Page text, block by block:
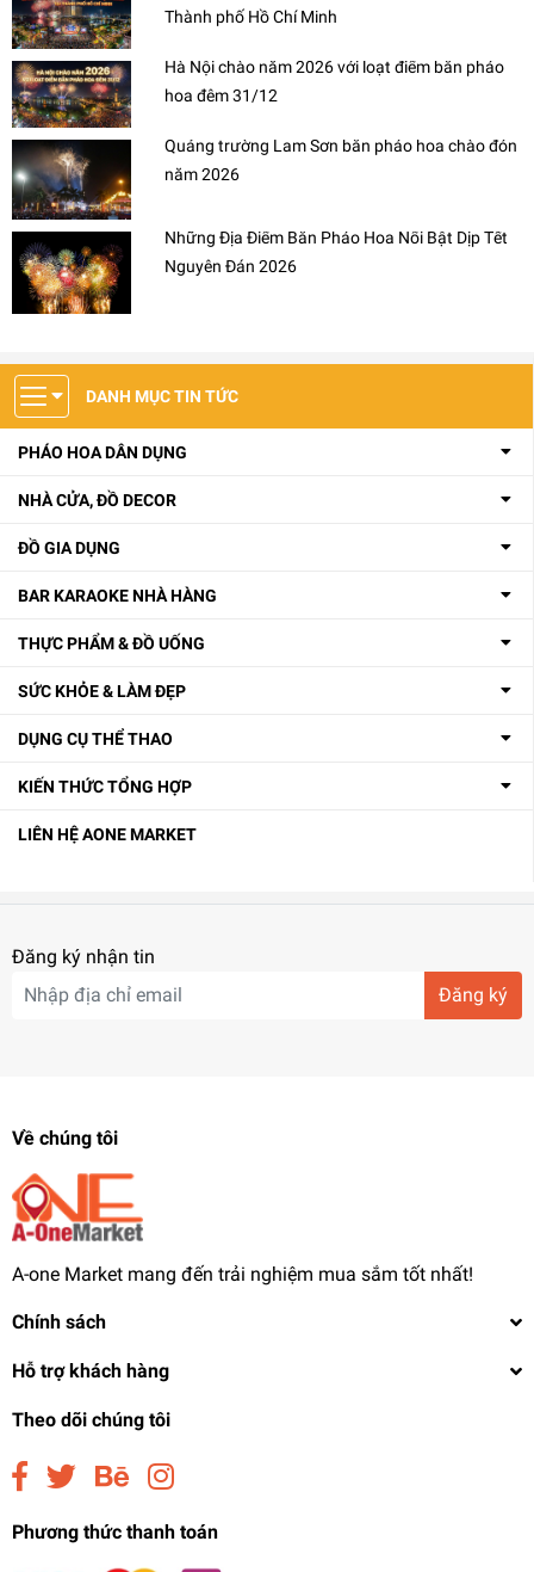
DANH MỤC TIN TỨC
PHÁO HOA DÂN DỤNG
NHÀ CỬA, ĐỒ DECOR
ĐỒ GIA DỤNG
BAR KARAOKE NHÀ HÀNG
THỰC PHẨM & ĐỒ UỐNG
SỨC KHỎE & LÀM ĐẸP
DỤNG CỤ THỂ THAO
KIẾN THỨC TỔNG HỢP
LIÊN HỆ AONE MARKET
Thành phố Hồ Chí Minh
Hà Nội chào năm 2026 với loạt điểm bắn pháo
hoa đêm 31/12
Quảng trường Lam Sơn bắn pháo hoa chào đón
năm 2026
Những Địa Điểm Bắn Pháo Hoa Nổi Bật Dịp Tết
Nguyên Đán 2026
Đăng ký nhận tin
Đăng ký
Về chúng tôi
A-one Market mang đến trải nghiệm mua sắm tốt nhất!
Chính sách
Hỗ trợ khách hàng
Theo dõi chúng tôi
Phương thức thanh toán